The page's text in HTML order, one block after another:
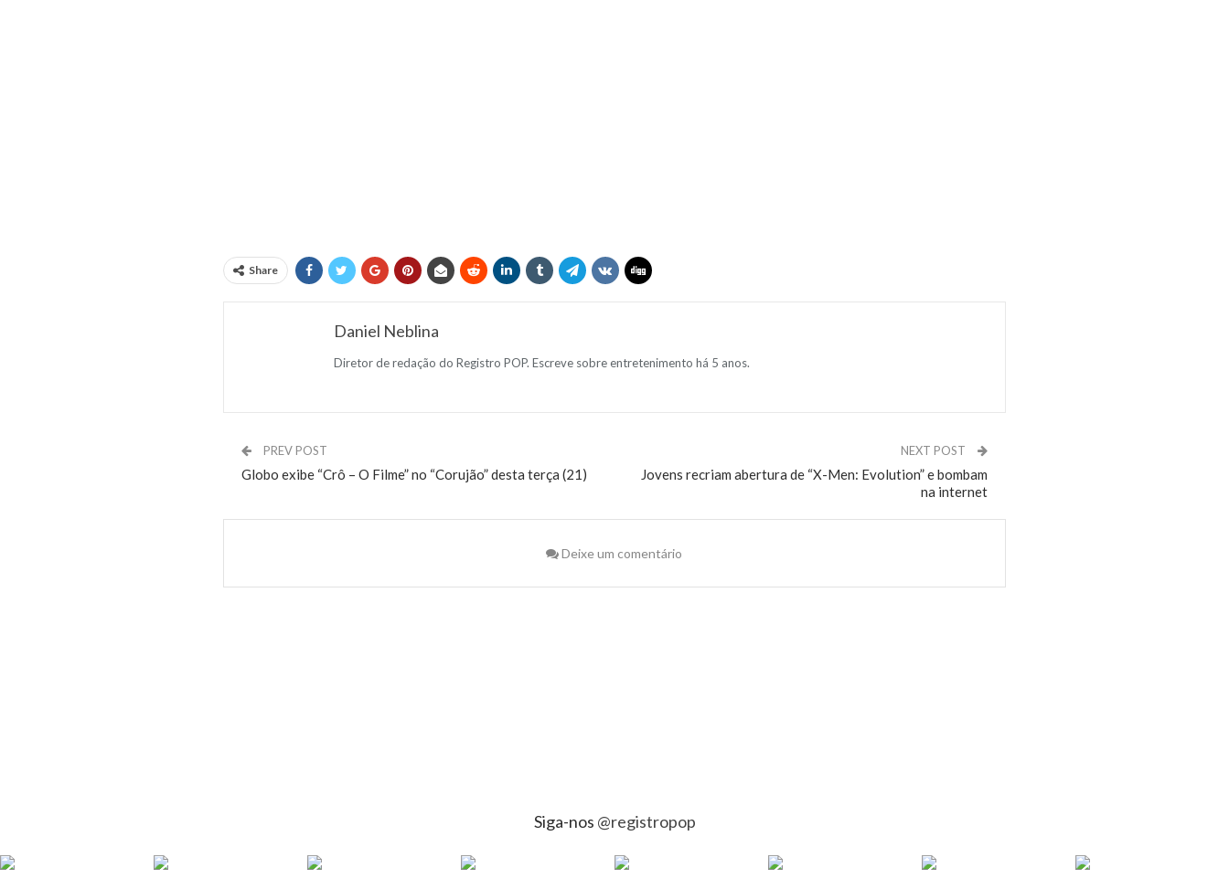
Share
Daniel Neblina
Diretor de redação do Registro POP. Escreve sobre entretenimento há 5 anos.
PREV POST
Globo exibe “Crô – O Filme” no “Corujão” desta terça (21)
NEXT POST
Jovens recriam abertura de “X-Men: Evolution” e bombam
na internet
Deixe um comentário
Siga-nos @registropop